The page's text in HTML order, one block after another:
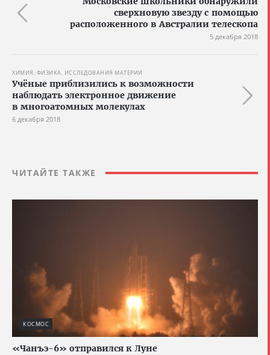
сверхновую звезду с помощью
расположенного в Австралии телескопа
5 декабря 2018
ХИМИЯ, ФИЗИКА, ИССЛЕДОВАНИЯ МАТЕРИИ
Учёные приблизились к возможности
наблюдать электронное движение
в многоатомных молекулах
6 декабря 2018
ЧИТАЙТЕ ТАКЖЕ
КОСМОС
«Чанъэ-6» отправился к Луне